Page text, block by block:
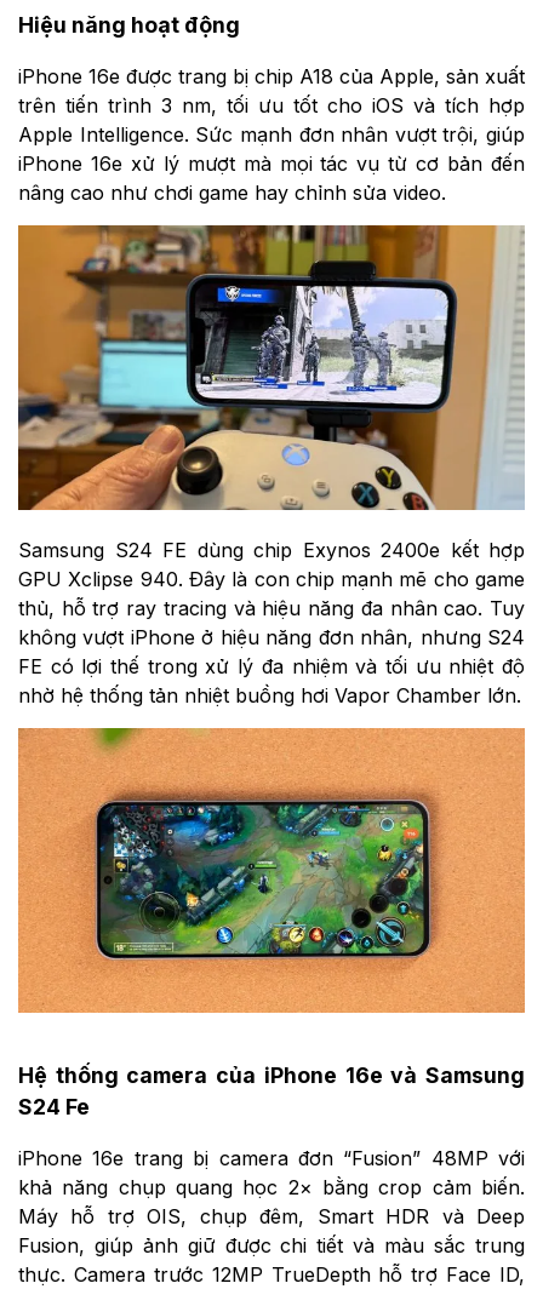
Hiệu năng hoạt động
iPhone 16e được trang bị chip A18 của Apple, sản xuất
trên tiến trình 3 nm, tối ưu tốt cho iOS và tích hợp
Apple Intelligence. Sức mạnh đơn nhân vượt trội, giúp
iPhone 16e xử lý mượt mà mọi tác vụ từ cơ bản đến
nâng cao như chơi game hay chỉnh sửa video.
Samsung S24 FE dùng chip Exynos 2400e kết hợp
GPU Xclipse 940. Đây là con chip mạnh mẽ cho game
thủ, hỗ trợ ray tracing và hiệu năng đa nhân cao. Tuy
không vượt iPhone ở hiệu năng đơn nhân, nhưng S24
FE có lợi thế trong xử lý đa nhiệm và tối ưu nhiệt độ
nhờ hệ thống tản nhiệt buồng hơi Vapor Chamber lớn.
Hệ thống camera của iPhone 16e và Samsung
S24 Fe
iPhone 16e trang bị camera đơn “Fusion” 48MP với
khả năng chụp quang học 2× bằng crop cảm biến.
Máy hỗ trợ OIS, chụp đêm, Smart HDR và Deep
Fusion, giúp ảnh giữ được chi tiết và màu sắc trung
thực. Camera trước 12MP TrueDepth hỗ trợ Face ID,